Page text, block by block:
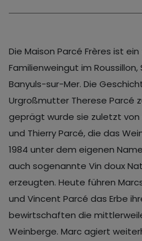
Die Maison Parcé Frères ist
Familienweingut im
Banyuls-sur-Mer. Die
Urgroßmutter Therese Parcé
geprägt wurde sie zuletzt von
und Thierry Parcé, die das
1984 unter dem eigenen
auch sogenannte Vin doux
erzeugten. Heute führen
und Vincent Parcé das Erbe
bewirtschaften die
Weinberge. Marc agiert